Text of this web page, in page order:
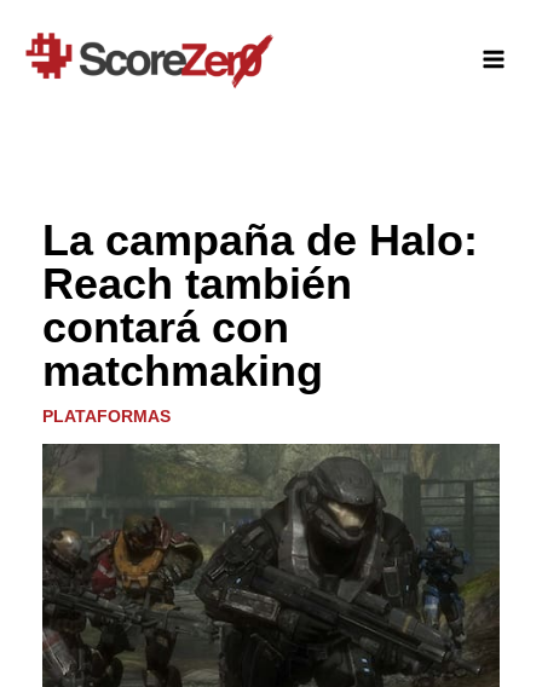
contenido
La campaña de Halo:
Reach también
contará con
matchmaking
PLATAFORMAS